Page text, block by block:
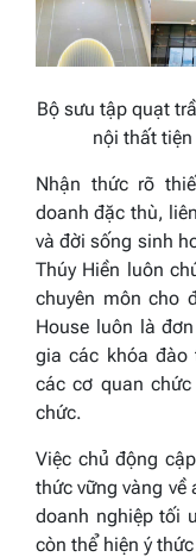
Bộ sưu tập quạt
nội thất
Nhận thức rõ
doanh đặc thù,
và đời sống sinh
Thúy Hiền luôn
chuyên môn cho
House luôn là
gia các khóa đào
các cơ quan
chức.
Việc chủ động
thức vững vàng
doanh nghiệp tối
còn thể hiện ý